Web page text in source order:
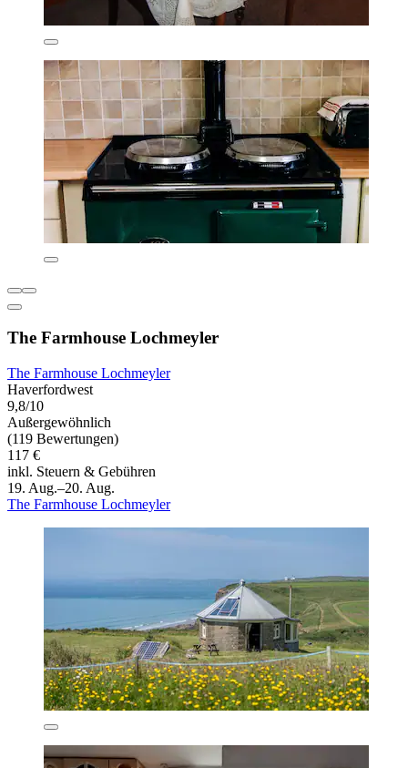
The Farmhouse Lochmeyler
The Farmhouse Lochmeyler
Haverfordwest
9,8/10
Außergewöhnlich
(119 Bewertungen)
117 €
inkl. Steuern & Gebühren
19. Aug.–20. Aug.
The Farmhouse Lochmeyler